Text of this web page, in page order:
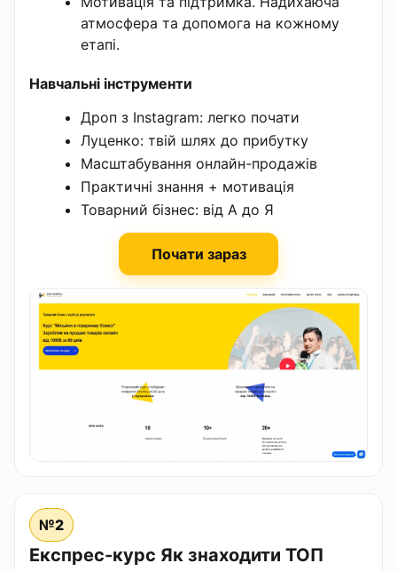
атмосфера та допомога на кожному
етапі.
Навчальні інструменти
Дроп з Instagram: легко почати
Луценко: твій шлях до прибутку
Масштабування онлайн-продажів
Практичні знання + мотивація
Товарний бізнес: від А до Я
Почати зараз
№2
Експрес-курс Як знаходити ТОП